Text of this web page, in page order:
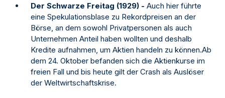
Der Schwarze Freitag (1929) - Auch hier führte
eine Spekulationsblase zu Rekordpreisen an der
Börse, an dem sowohl Privatpersonen als auch
Unternehmen Anteil haben wollten und deshalb
Kredite aufnahmen, um Aktien handeln zu können.Ab
dem 24. Oktober befanden sich die Aktienkurse im
freien Fall und bis heute gilt der Crash als Auslöser
der Weltwirtschaftskrise.